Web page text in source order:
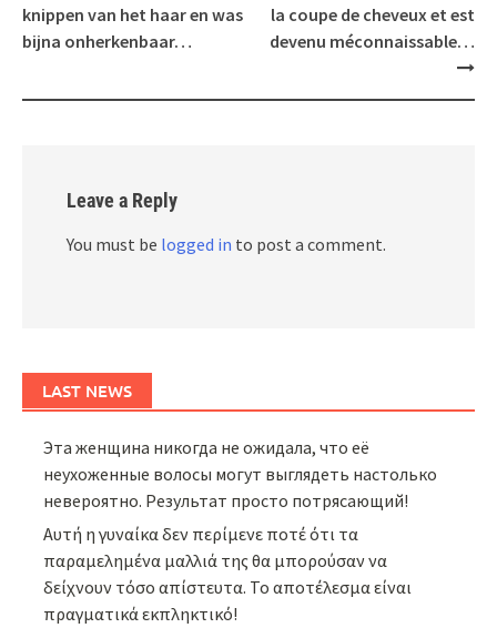
knippen van het haar en was
bijna onherkenbaar…
la coupe de cheveux et est
devenu méconnaissable…
Leave a Reply
You must be logged in to post a comment.
LAST NEWS
Эта женщина никогда не ожидала, что её
неухоженные волосы могут выглядеть настолько
невероятно. Результат просто потрясающий!
Αυτή η γυναίκα δεν περίμενε ποτέ ότι τα
παραμελημένα μαλλιά της θα μπορούσαν να
δείχνουν τόσο απίστευτα. Το αποτέλεσμα είναι
πραγματικά εκπληκτικό!